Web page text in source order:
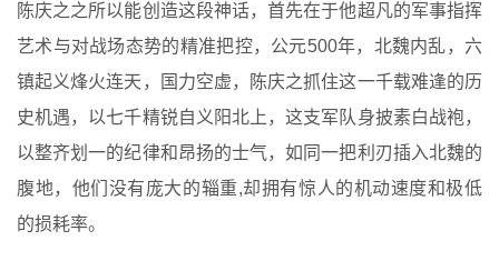
陈庆之之所以能创造这段神话，首先在于他超凡的军事指挥
艺术与对战场态势的精准把控，公元500年，北魏内乱，六
镇起义烽火连天，国力空虚，陈庆之抓住这一千载难逢的历
史机遇，以七千精锐自义阳北上，这支军队身披素白战袍，
以整齐划一的纪律和昂扬的士气，如同一把利刃插入北魏的
腹地，他们没有庞大的辎重,却拥有惊人的机动速度和极低
的损耗率。